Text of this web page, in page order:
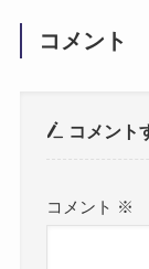
コメント
コメント
コメント ※